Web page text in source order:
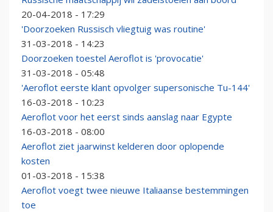
20-04-2018 - 17:29
'Doorzoeken Russisch vliegtuig was routine'
31-03-2018 - 14:23
Doorzoeken toestel Aeroflot is 'provocatie'
31-03-2018 - 05:48
'Aeroflot eerste klant opvolger supersonische Tu-144'
16-03-2018 - 10:23
Aeroflot voor het eerst sinds aanslag naar Egypte
16-03-2018 - 08:00
Aeroflot ziet jaarwinst kelderen door oplopende
kosten
01-03-2018 - 15:38
Aeroflot voegt twee nieuwe Italiaanse bestemmingen
toe